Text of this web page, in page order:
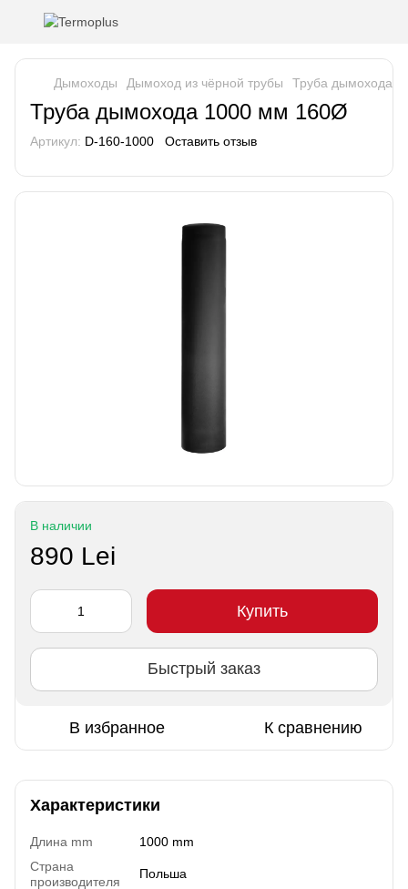
Дымоходы Дымоход из чёрной трубы Труба дымохода
Труба дымохода 1000 мм 160Ø
Артикул: D-160-1000 Оставить отзыв
В наличии
890 Lei
Купить
Быстрый заказ
В избранное К сравнению
Характеристики
Длина mm
1000 mm
Страна
производителя
Польша